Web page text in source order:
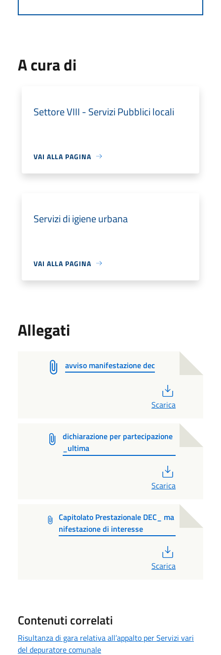
A cura di
Settore VIII - Servizi Pubblici locali
VAI ALLA PAGINA
Servizi di igiene urbana
VAI ALLA PAGINA
Allegati
avviso manifestazione dec
Scarica
dichiarazione per partecipazione
_ultima
Scarica
Capitolato Prestazionale DEC_ ma
nifestazione di interesse
Scarica
Contenuti correlati
Risultanza di gara relativa all’appalto per Servizi vari
del depuratore comunale